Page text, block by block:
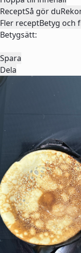
ReceptSå gör du
Fler receptBetyg och
Betygsätt:
Spara
Dela